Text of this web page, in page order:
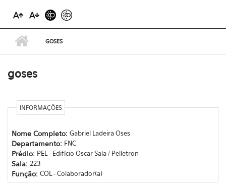
GOSES
goses
INFORMAÇÕES
Nome Completo: Gabriel Ladeira Oses
Departamento: FNC
Prédio: PEL - Edifício Oscar Sala / Pelletron
Sala: 223
Função: COL - Colaborador(a)